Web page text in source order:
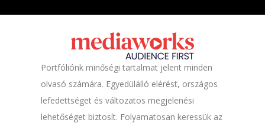
Portfóliónk minőségi tartalmat jelent minden
olvasó számára. Egyedülálló elérést, országos
lefedettséget és változatos megjelenési
lehetőséget biztosít. Folyamatosan keressük az